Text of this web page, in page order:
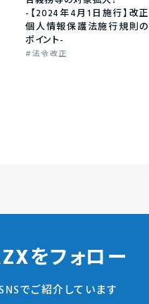
-【2024年4月1日施行】改正
個人情報保護法施行規則の
ポイント-
法令改正
をフォロー
でご紹介しています